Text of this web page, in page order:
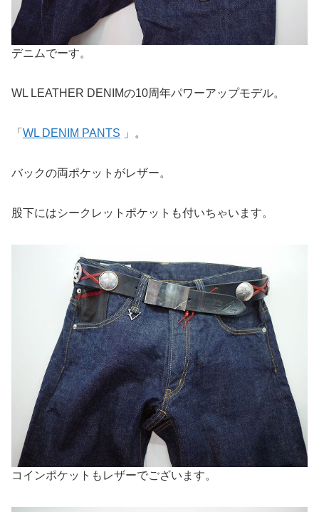
デニムでーす。
WL LEATHER DENIMの10周年パワーアップモデル。
「 WL DENIM PANTS 」。
バックの両ポケットがレザー。
股下にはシークレットポケットも付いちゃいます。
コインポケットもレザーでございます。